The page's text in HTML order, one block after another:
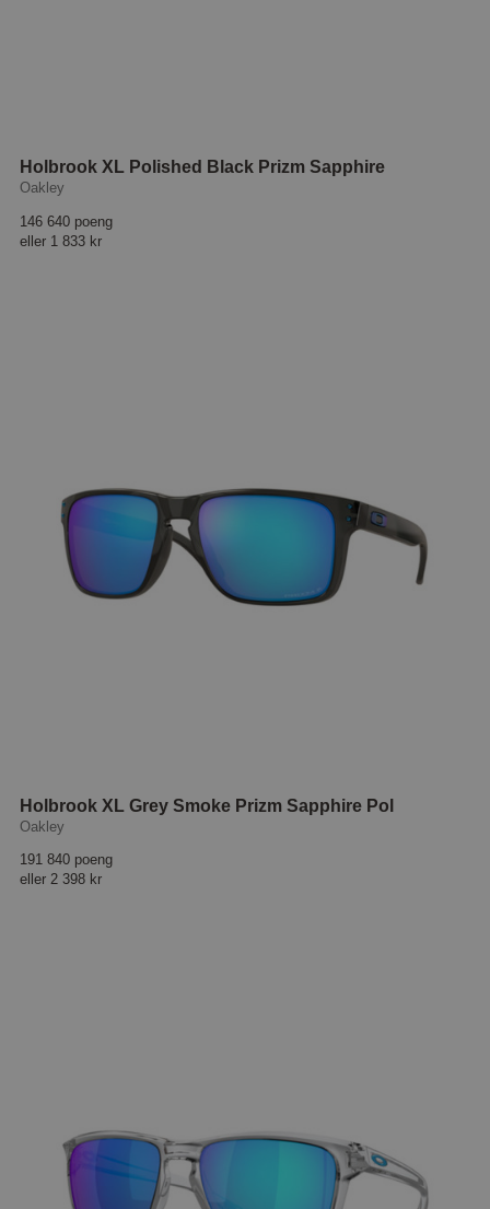
Holbrook XL Polished Black Prizm Sapphire
Oakley
146 640 poeng
eller 1 833 kr
Holbrook XL Grey Smoke Prizm Sapphire Pol
Oakley
191 840 poeng
eller 2 398 kr